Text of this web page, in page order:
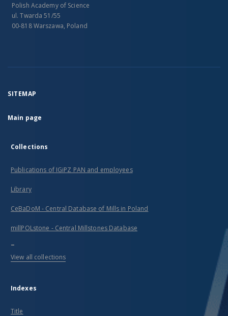
Polish Academy of Science
ul. Twarda 51/55
00-818 Warszawa, Poland
SITEMAP
Main page
Collections
Publications of IGiPZ PAN and employees
Library
CeBaDoM - Central Database of Mills in Poland
millPOLstone - Central Millstones Database
...
View all collections
Indexes
Title